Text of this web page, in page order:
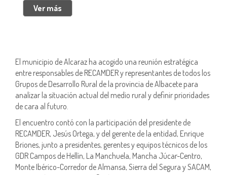
El municipio de Alcaraz ha acogido una reunión estratégica
entre responsables de RECAMDER y representantes de todos los
Grupos de Desarrollo Rural de la provincia de Albacete para
analizar la situación actual del medio rural y definir prioridades
de cara al futuro.
El encuentro contó con la participación del presidente de
RECAMDER, Jesús Ortega, y del gerente de la entidad, Enrique
Briones, junto a presidentes, gerentes y equipos técnicos de los
GDR Campos de Hellín, La Manchuela, Mancha Júcar-Centro,
Monte Ibérico-Corredor de Almansa, Sierra del Segura y SACAM,